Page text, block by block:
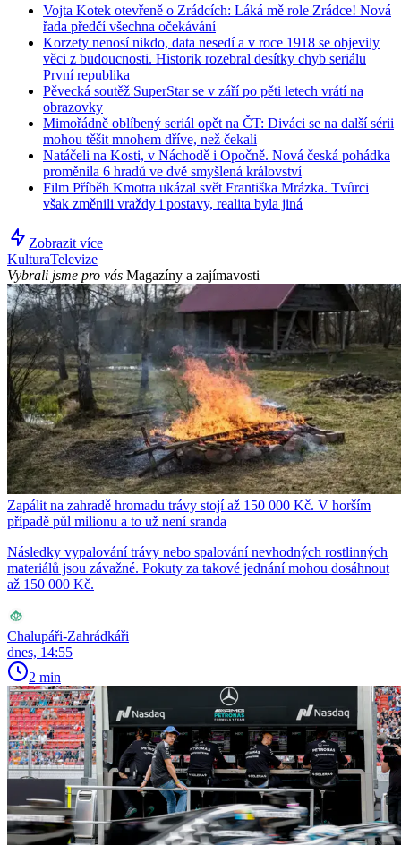
Vojta Kotek otevřeně o Zrádcích: Láká mě role Zrádce! Nová
řada předčí všechna očekávání
Korzety nenosí nikdo, data nesedí a v roce 1918 se objevily
věci z budoucnosti. Historik rozebral desítky chyb seriálu
První republika
Pěvecká soutěž SuperStar se v září po pěti letech vrátí na
obrazovky
Mimořádně oblíbený seriál opět na ČT: Diváci se na další sérii
mohou těšit mnohem dříve, než čekali
Natáčeli na Kosti, v Náchodě i Opočně. Nová česká pohádka
proměnila 6 hradů ve dvě smyšlená království
Film Příběh Kmotra ukázal svět Františka Mrázka. Tvůrci
však změnili vraždy i postavy, realita byla jiná
Zobrazit více
KulturaTelevize
Vybrali jsme pro vás Magazíny a zajímavosti
Zapálit na zahradě hromadu trávy stojí až 150 000 Kč. V horším
případě půl milionu a to už není sranda
Následky vypalování trávy nebo spalování nevhodných rostlinných
materiálů jsou závažné. Pokuty za takové jednání mohou dosáhnout
až 150 000 Kč.
Chalupáři-Zahrádkáři
dnes, 14:55
2 min